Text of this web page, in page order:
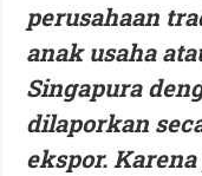
perusahaan
anak usaha
Singapura
dilaporkan
ekspor.